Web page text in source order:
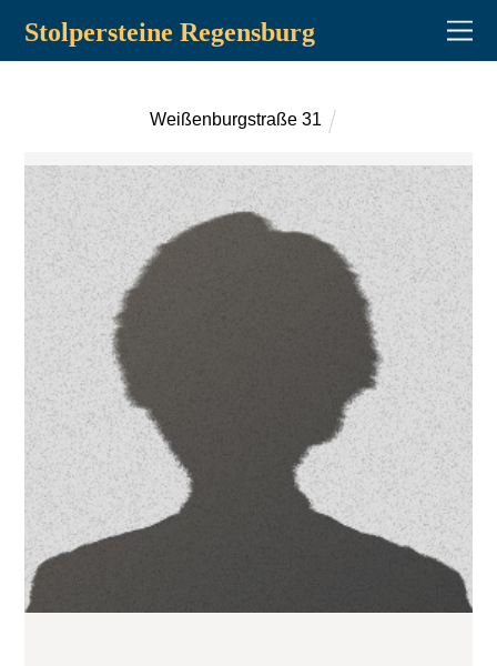
Stolpersteine Regensburg
Weißenburgstraße 31